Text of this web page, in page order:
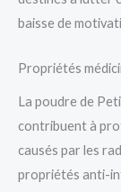
baisse de
Propriétés
La poudre de
contribuent à
causés par les
propriétés anti-